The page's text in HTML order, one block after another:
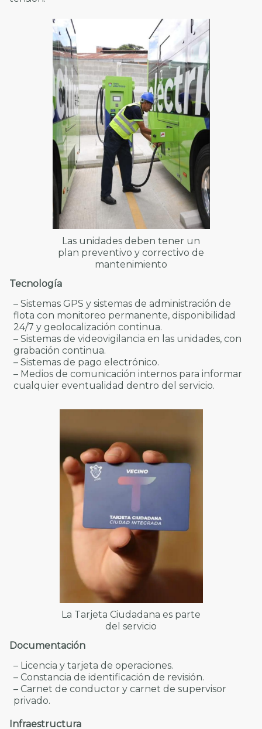
Las unidades deben tener un
plan preventivo y correctivo de
mantenimiento
Tecnología
– Sistemas GPS y sistemas de administración de
flota con monitoreo permanente, disponibilidad
24/7 y geolocalización continua.
– Sistemas de videovigilancia en las unidades, con
grabación continua.
– Sistemas de pago electrónico.
– Medios de comunicación internos para informar
cualquier eventualidad dentro del servicio.
La Tarjeta Ciudadana es parte
del servicio
Documentación
– Licencia y tarjeta de operaciones.
– Constancia de identificación de revisión.
– Carnet de conductor y carnet de supervisor
privado.
Infraestructura